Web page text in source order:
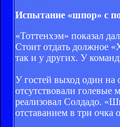
Испытание «шпор» с
«Тоттенхэм» показал
Стоит отдать должное
так и у других. У
У гостей выход один на
отсутствовали
реализовал Солдадо.
отставанием в три